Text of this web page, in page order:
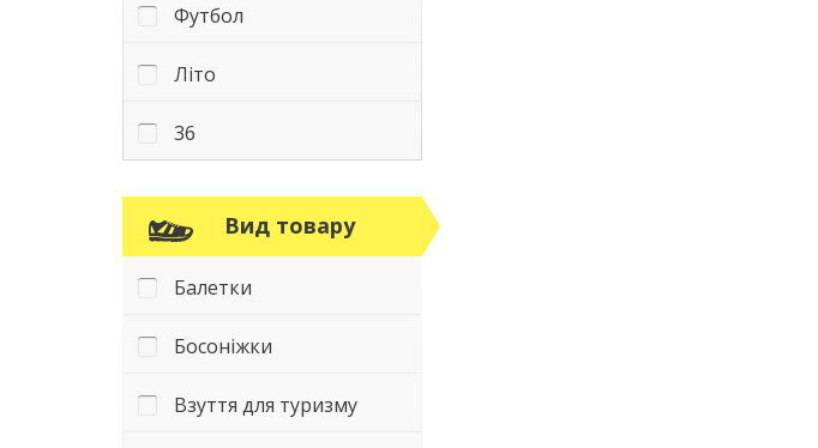
Футбол
Літо
36
Вид товару
Балетки
Босоніжки
Взуття для туризму